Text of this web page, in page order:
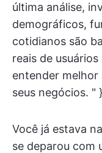
última análise,
demográficos,
cotidianos são
reais de
entender melhor
seus negócios. "
Você já estava
se deparou com